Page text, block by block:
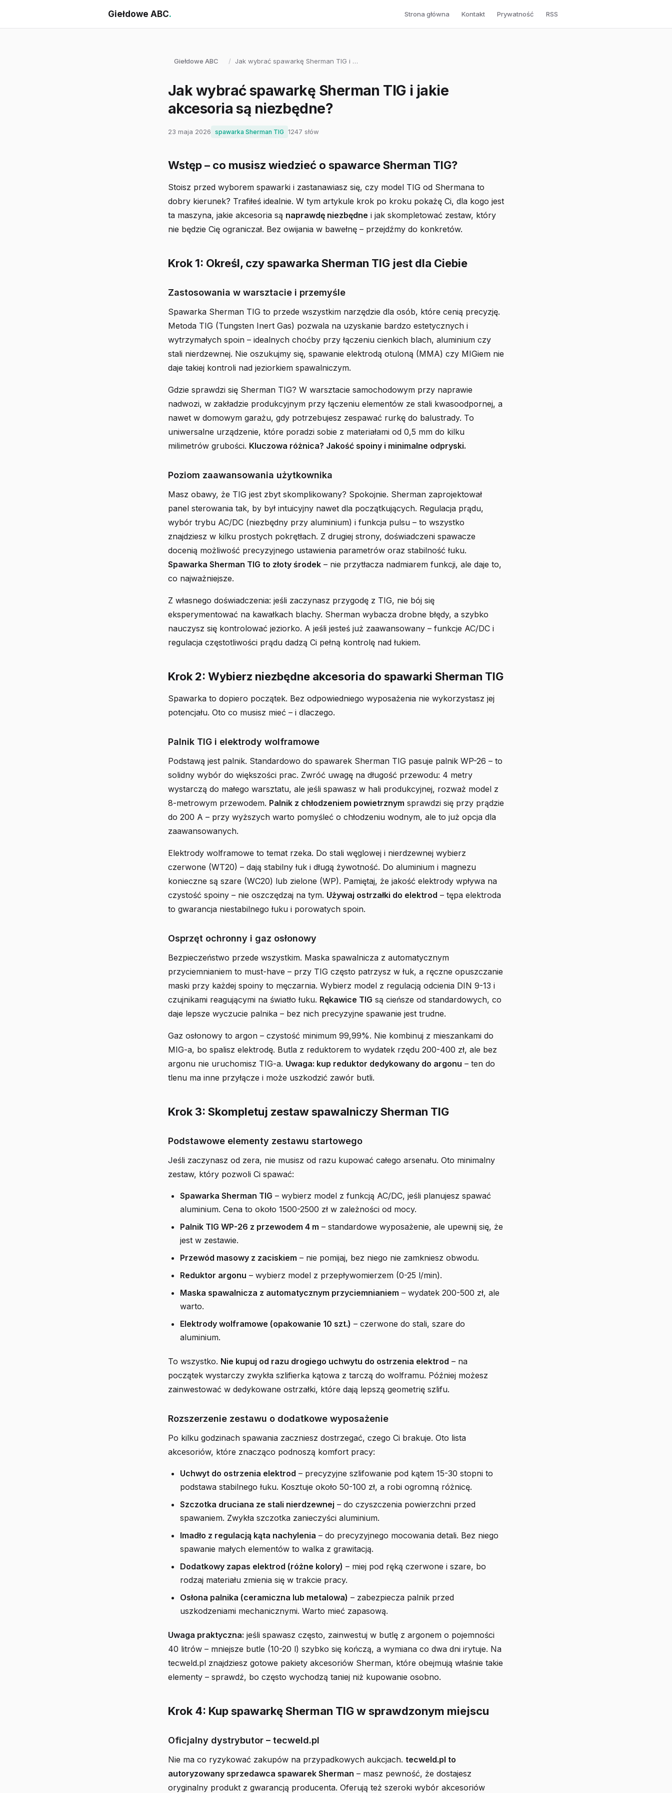
Giełdowe ABC. Strona główna Kontakt Prywatność RSS
Giełdowe ABC / Jak wybrać spawarkę Sherman TIG i …
Jak wybrać spawarkę Sherman TIG i jakie
akcesoria są niezbędne?
23 maja 2026 spawarka Sherman TIG 1247 słów
Wstęp – co musisz wiedzieć o spawarce Sherman TIG?
Stoisz przed wyborem spawarki i zastanawiasz się, czy model TIG od Shermana to
dobry kierunek? Trafiłeś idealnie. W tym artykule krok po kroku pokażę Ci, dla kogo jest
ta maszyna, jakie akcesoria są naprawdę niezbędne i jak skompletować zestaw, który
nie będzie Cię ograniczał. Bez owijania w bawełnę – przejdźmy do konkretów.
Krok 1: Określ, czy spawarka Sherman TIG jest dla Ciebie
Zastosowania w warsztacie i przemyśle
Spawarka Sherman TIG to przede wszystkim narzędzie dla osób, które cenią precyzję.
Metoda TIG (Tungsten Inert Gas) pozwala na uzyskanie bardzo estetycznych i
wytrzymałych spoin – idealnych choćby przy łączeniu cienkich blach, aluminium czy
stali nierdzewnej. Nie oszukujmy się, spawanie elektrodą otuloną (MMA) czy MIGiem nie
daje takiej kontroli nad jeziorkiem spawalniczym.
Gdzie sprawdzi się Sherman TIG? W warsztacie samochodowym przy naprawie
nadwozi, w zakładzie produkcyjnym przy łączeniu elementów ze stali kwasoodpornej, a
nawet w domowym garażu, gdy potrzebujesz zespawać rurkę do balustrady. To
uniwersalne urządzenie, które poradzi sobie z materiałami od 0,5 mm do kilku
milimetrów grubości. Kluczowa różnica? Jakość spoiny i minimalne odpryski.
Poziom zaawansowania użytkownika
Masz obawy, że TIG jest zbyt skomplikowany? Spokojnie. Sherman zaprojektował
panel sterowania tak, by był intuicyjny nawet dla początkujących. Regulacja prądu,
wybór trybu AC/DC (niezbędny przy aluminium) i funkcja pulsu – to wszystko
znajdziesz w kilku prostych pokrętłach. Z drugiej strony, doświadczeni spawacze
docenią możliwość precyzyjnego ustawienia parametrów oraz stabilność łuku.
Spawarka Sherman TIG to złoty środek – nie przytłacza nadmiarem funkcji, ale daje to,
co najważniejsze.
Z własnego doświadczenia: jeśli zaczynasz przygodę z TIG, nie bój się
eksperymentować na kawałkach blachy. Sherman wybacza drobne błędy, a szybko
nauczysz się kontrolować jeziorko. A jeśli jesteś już zaawansowany – funkcje AC/DC i
regulacja częstotliwości prądu dadzą Ci pełną kontrolę nad łukiem.
Krok 2: Wybierz niezbędne akcesoria do spawarki Sherman TIG
Spawarka to dopiero początek. Bez odpowiedniego wyposażenia nie wykorzystasz jej
potencjału. Oto co musisz mieć – i dlaczego.
Palnik TIG i elektrody wolframowe
Podstawą jest palnik. Standardowo do spawarek Sherman TIG pasuje palnik WP-26 – to
solidny wybór do większości prac. Zwróć uwagę na długość przewodu: 4 metry
wystarczą do małego warsztatu, ale jeśli spawasz w hali produkcyjnej, rozważ model z
8-metrowym przewodem. Palnik z chłodzeniem powietrznym sprawdzi się przy prądzie
do 200 A – przy wyższych warto pomyśleć o chłodzeniu wodnym, ale to już opcja dla
zaawansowanych.
Elektrody wolframowe to temat rzeka. Do stali węglowej i nierdzewnej wybierz
czerwone (WT20) – dają stabilny łuk i długą żywotność. Do aluminium i magnezu
konieczne są szare (WC20) lub zielone (WP). Pamiętaj, że jakość elektrody wpływa na
czystość spoiny – nie oszczędzaj na tym. Używaj ostrzałki do elektrod – tępa elektroda
to gwarancja niestabilnego łuku i porowatych spoin.
Osprzęt ochronny i gaz osłonowy
Bezpieczeństwo przede wszystkim. Maska spawalnicza z automatycznym
przyciemnianiem to must-have – przy TIG często patrzysz w łuk, a ręczne opuszczanie
maski przy każdej spoiny to męczarnia. Wybierz model z regulacją odcienia DIN 9-13 i
czujnikami reagującymi na światło łuku. Rękawice TIG są cieńsze od standardowych, co
daje lepsze wyczucie palnika – bez nich precyzyjne spawanie jest trudne.
Gaz osłonowy to argon – czystość minimum 99,99%. Nie kombinuj z mieszankami do
MIG-a, bo spalisz elektrodę. Butla z reduktorem to wydatek rzędu 200-400 zł, ale bez
argonu nie uruchomisz TIG-a. Uwaga: kup reduktor dedykowany do argonu – ten do
tlenu ma inne przyłącze i może uszkodzić zawór butli.
Krok 3: Skompletuj zestaw spawalniczy Sherman TIG
Podstawowe elementy zestawu startowego
Jeśli zaczynasz od zera, nie musisz od razu kupować całego arsenału. Oto minimalny
zestaw, który pozwoli Ci spawać:
Spawarka Sherman TIG – wybierz model z funkcją AC/DC, jeśli planujesz spawać
aluminium. Cena to około 1500-2500 zł w zależności od mocy.
Palnik TIG WP-26 z przewodem 4 m – standardowe wyposażenie, ale upewnij się, że
jest w zestawie.
Przewód masowy z zaciskiem – nie pomijaj, bez niego nie zamkniesz obwodu.
Reduktor argonu – wybierz model z przepływomierzem (0-25 l/min).
Maska spawalnicza z automatycznym przyciemnianiem – wydatek 200-500 zł, ale
warto.
Elektrody wolframowe (opakowanie 10 szt.) – czerwone do stali, szare do
aluminium.
To wszystko. Nie kupuj od razu drogiego uchwytu do ostrzenia elektrod – na
początek wystarczy zwykła szlifierka kątowa z tarczą do wolframu. Później możesz
zainwestować w dedykowane ostrzałki, które dają lepszą geometrię szlifu.
Rozszerzenie zestawu o dodatkowe wyposażenie
Po kilku godzinach spawania zaczniesz dostrzegać, czego Ci brakuje. Oto lista
akcesoriów, które znacząco podnoszą komfort pracy:
Uchwyt do ostrzenia elektrod – precyzyjne szlifowanie pod kątem 15-30 stopni to
podstawa stabilnego łuku. Kosztuje około 50-100 zł, a robi ogromną różnicę.
Szczotka druciana ze stali nierdzewnej – do czyszczenia powierzchni przed
spawaniem. Zwykła szczotka zanieczyści aluminium.
Imadło z regulacją kąta nachylenia – do precyzyjnego mocowania detali. Bez niego
spawanie małych elementów to walka z grawitacją.
Dodatkowy zapas elektrod (różne kolory) – miej pod ręką czerwone i szare, bo
rodzaj materiału zmienia się w trakcie pracy.
Osłona palnika (ceramiczna lub metalowa) – zabezpiecza palnik przed
uszkodzeniami mechanicznymi. Warto mieć zapasową.
Uwaga praktyczna: jeśli spawasz często, zainwestuj w butlę z argonem o pojemności
40 litrów – mniejsze butle (10-20 l) szybko się kończą, a wymiana co dwa dni irytuje. Na
tecweld.pl znajdziesz gotowe pakiety akcesoriów Sherman, które obejmują właśnie takie
elementy – sprawdź, bo często wychodzą taniej niż kupowanie osobno.
Krok 4: Kup spawarkę Sherman TIG w sprawdzonym miejscu
Oficjalny dystrybutor – tecweld.pl
Nie ma co ryzykować zakupów na przypadkowych aukcjach. tecweld.pl to
autoryzowany sprzedawca spawarek Sherman – masz pewność, że dostajesz
oryginalny produkt z gwarancją producenta. Oferują też szeroki wybór akcesoriów